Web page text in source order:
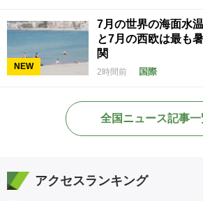
NEW
7月の世界の海面
と7月の西欧は最も
関
2時間前 国際
全国ニュース記事一
アクセスランキング